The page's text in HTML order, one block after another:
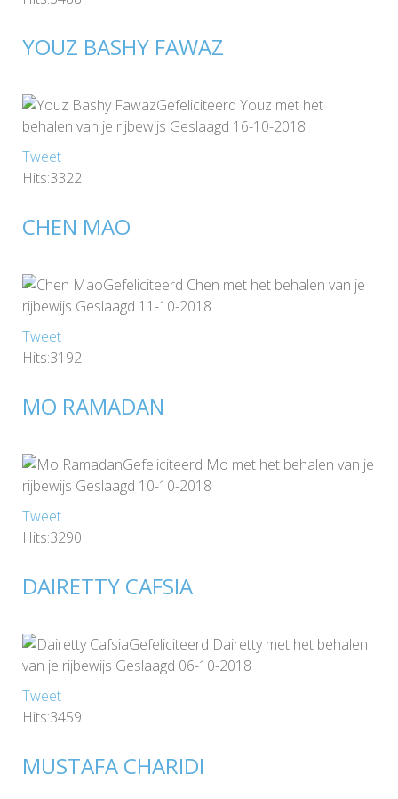
YOUZ BASHY FAWAZ
Gefeliciteerd Youz met het
behalen van je rijbewijs Geslaagd 16-10-2018
Tweet
Hits:3322
CHEN MAO
Gefeliciteerd Chen met het behalen van je
rijbewijs Geslaagd 11-10-2018
Tweet
Hits:3192
MO RAMADAN
Gefeliciteerd Mo met het behalen van je
rijbewijs Geslaagd 10-10-2018
Tweet
Hits:3290
DAIRETTY CAFSIA
Gefeliciteerd Dairetty met het behalen
van je rijbewijs Geslaagd 06-10-2018
Tweet
Hits:3459
MUSTAFA CHARIDI